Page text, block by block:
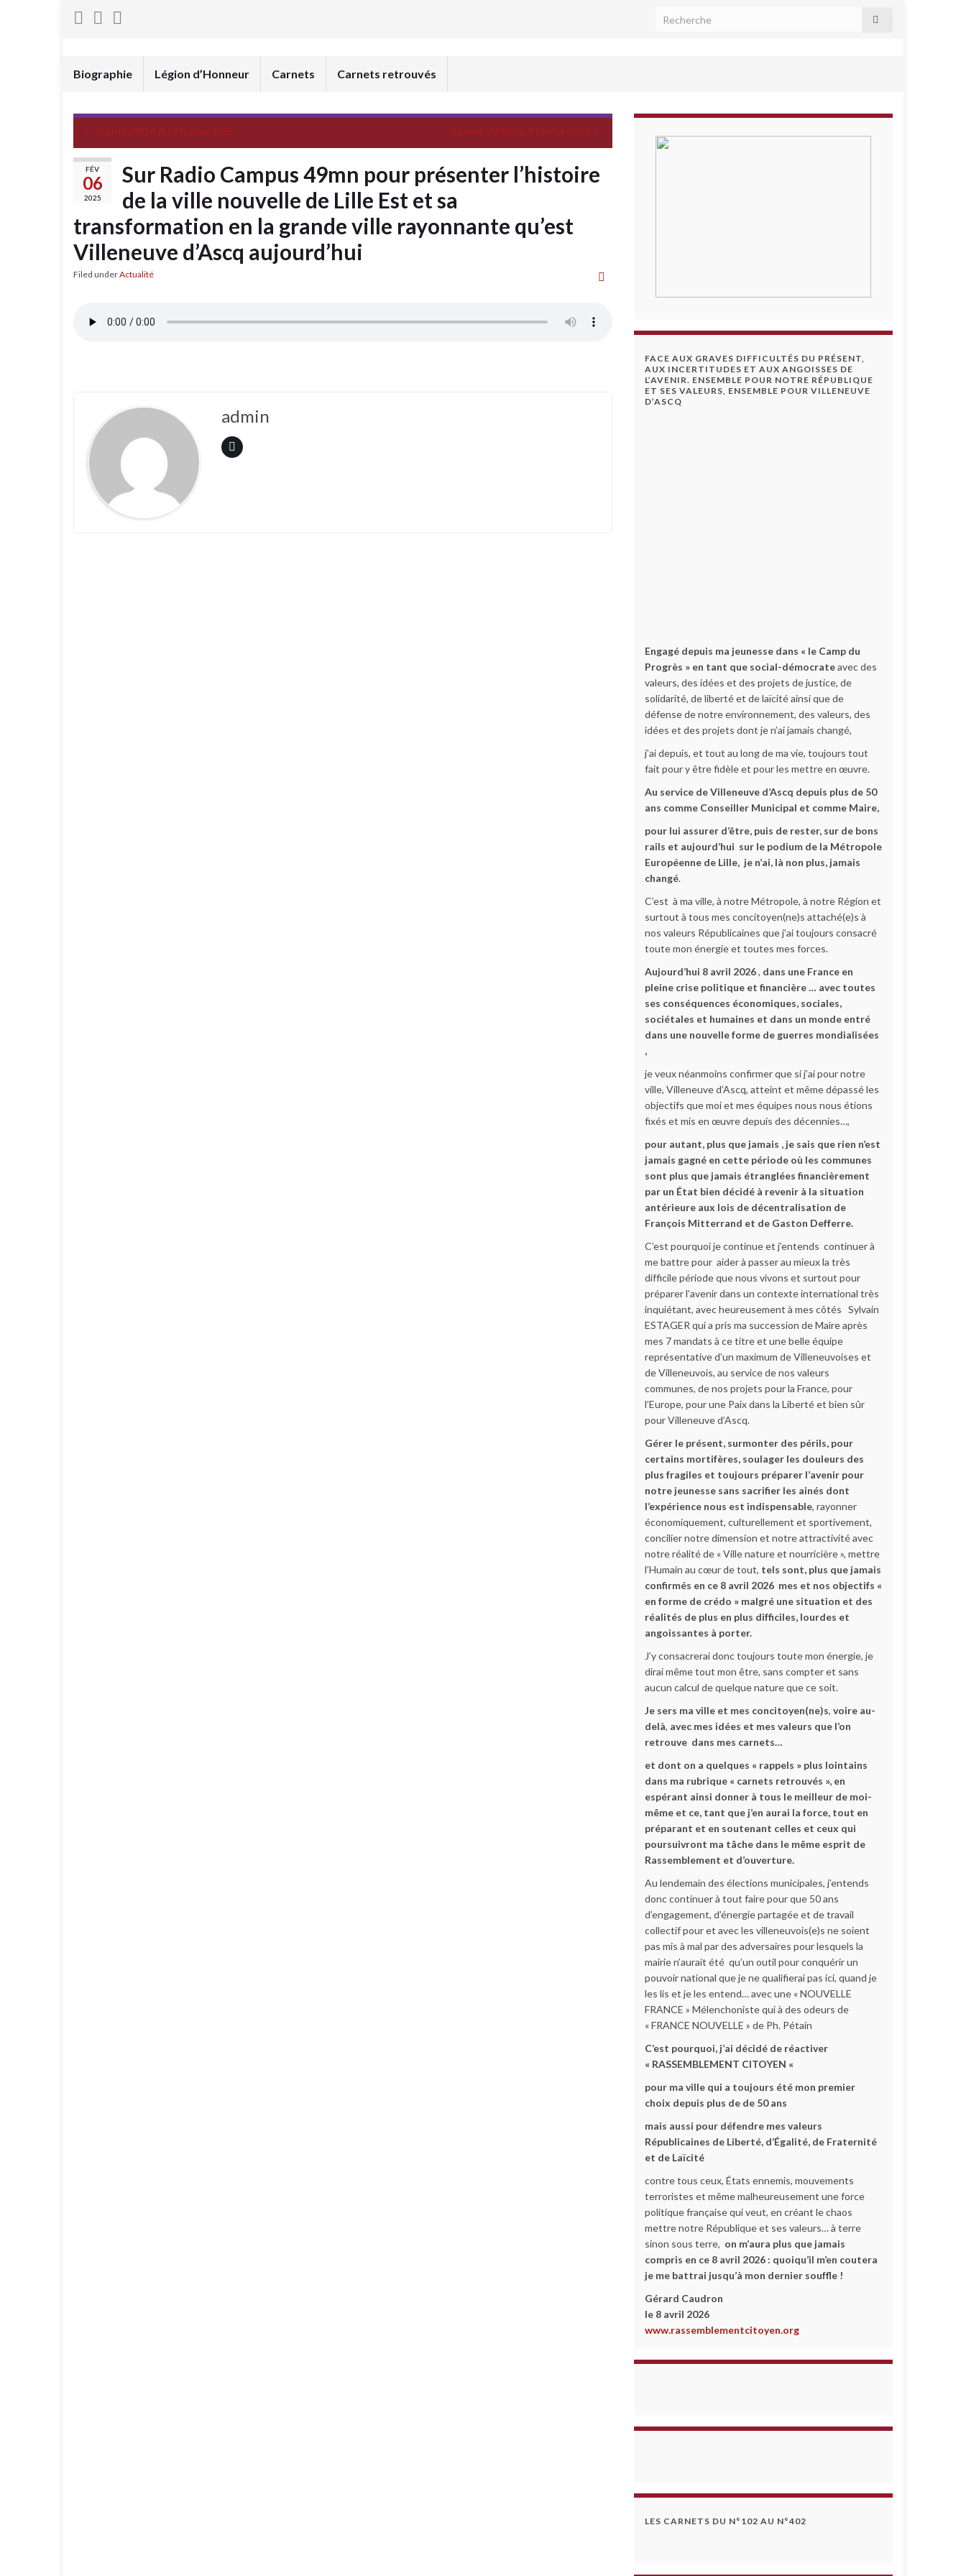
Biographie Légion d’Honneur Carnets Carnets retrouvés
Carnet n°854 du 2 février 2025 Carnet n°855 du 9 février 2025
FÉV
06
2025
Sur Radio Campus 49mn pour présenter l’histoire
de la ville nouvelle de Lille Est et sa
transformation en la grande ville rayonnante qu’est
Villeneuve d’Ascq aujourd’hui
Filed underActualité
admin
FACE AUX GRAVES DIFFICULTÉS DU PRÉSENT,
AUX INCERTITUDES ET AUX ANGOISSES DE
L’AVENIR. ENSEMBLE POUR NOTRE RÉPUBLIQUE
ET SES VALEURS, ENSEMBLE POUR VILLENEUVE
D’ASCQ
Engagé depuis ma jeunesse dans « le Camp du
Progrès » en tant que social-démocrateavec des
valeurs, des idées et des projets de justice, de
solidarité, de liberté et de laïcité ainsi que de
défense de notre environnement, des valeurs, des
idées et des projets dont je n’ai jamais changé,
j’ai depuis, et tout au long de ma vie, toujours tout
fait pour y être fidèle et pour les mettre en œuvre.
Au service de Villeneuve d’Ascq depuis plus de 50
ans comme Conseiller Municipal et comme Maire,
pour lui assurer d’être, puis de rester, sur de bons
rails et aujourd’hui sur le podium de la Métropole
Européenne de Lille, je n’ai, là non plus, jamais
changé.
C’est à ma ville, à notre Métropole, à notre Région et
surtout à tous mes concitoyen(ne)s attaché(e)s à
nos valeurs Républicaines que j’ai toujours consacré
toute mon énergie et toutes mes forces.
Aujourd’hui 8 avril 2026, dans une France en
pleine crise politique et financière … avec toutes
ses conséquences économiques, sociales,
sociétales et humaines et dans un monde entré
dans une nouvelle forme de guerres mondialisées
,
je veux néanmoins confirmer que si j’ai pour notre
ville, Villeneuve d’Ascq, atteint et même dépassé les
objectifs que moi et mes équipes nous nous étions
fixés et mis en œuvre depuis des décennies…,
pour autant, plus que jamais , je sais que rien n’est
jamais gagné en cette période où les communes
sont plus que jamais étranglées financièrement
par un État bien décidé à revenir à la situation
antérieure aux lois de décentralisation de
François Mitterrand et de Gaston Defferre.
C’est pourquoi je continue et j’entends continuer à
me battre pour aider à passer au mieux la très
difficile période que nous vivons et surtout pour
préparer l’avenir dans un contexte international très
inquiétant, avec heureusement à mes côtés Sylvain
ESTAGER qui a pris ma succession de Maire après
mes 7 mandats à ce titre et une belle équipe
représentative d’un maximum de Villeneuvoises et
de Villeneuvois, au service de nos valeurs
communes, de nos projets pour la France, pour
l’Europe, pour une Paix dans la Liberté et bien sûr
pour Villeneuve d’Ascq.
Gérer le présent, surmonter des périls, pour
certains mortifères, soulager les douleurs des
plus fragiles et toujours préparer l’avenir pour
notre jeunesse sans sacrifier les ainés dont
l’expérience nous est indispensable, rayonner
économiquement, culturellement et sportivement,
concilier notre dimension et notre attractivité avec
notre réalité de « Ville nature et nourricière », mettre
l’Humain au cœur de tout, tels sont, plus que jamais
confirmés en ce 8 avril 2026 mes et nos objectifs «
en forme de crédo » malgré une situation et des
réalités de plus en plus difficiles, lourdes et
angoissantes à porter.
J’y consacrerai donc toujours toute mon énergie, je
dirai même tout mon être, sans compter et sans
aucun calcul de quelque nature que ce soit.
Je sers ma ville et mes concitoyen(ne)s, voire au-
delà, avec mes idées et mes valeurs que l’on
retrouve dans mes carnets…
et dont on a quelques « rappels » plus lointains
dans ma rubrique « carnets retrouvés », en
espérant ainsi donner à tous le meilleur de moi-
même et ce, tant que j’en aurai la force, tout en
préparant et en soutenant celles et ceux qui
poursuivront ma tâche dans le même esprit de
Rassemblement et d’ouverture.
Au lendemain des élections municipales, j’entends
donc continuer à tout faire pour que 50 ans
d’engagement, d’énergie partagée et de travail
collectif pour et avec les villeneuvois(e)s ne soient
pas mis à mal par des adversaires pour lesquels la
mairie n’aurait été qu’un outil pour conquérir un
pouvoir national que je ne qualifierai pas ici, quand je
les lis et je les entend… avec une « NOUVELLE
FRANCE » Mélenchoniste qui à des odeurs de
« FRANCE NOUVELLE » de Ph. Pétain
C’est pourquoi, j’ai décidé de réactiver
« RASSEMBLEMENT CITOYEN «
pour ma ville qui a toujours été mon premier
choix depuis plus de de 50 ans
mais aussi pour défendre mes valeurs
Républicaines de Liberté, d’Égalité, de Fraternité
et de Laïcité
contre tous ceux, États ennemis, mouvements
terroristes et même malheureusement une force
politique française qui veut, en créant le chaos
mettre notre République et ses valeurs… à terre
sinon sous terre, on m’aura plus que jamais
compris en ce 8 avril 2026 : quoiqu’il m’en coutera
je me battrai jusqu’à mon dernier souffle !
Gérard Caudron
le 8 avril 2026
www.rassemblementcitoyen.org
LES CARNETS DU N°102 AU N°402